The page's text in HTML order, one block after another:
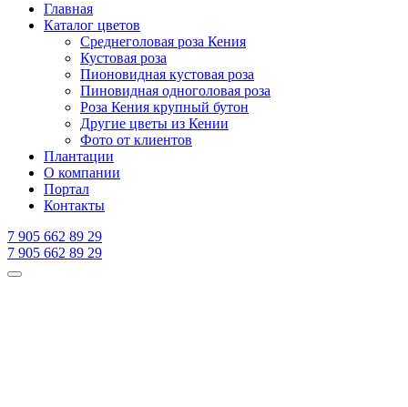
Главная
Каталог цветов
Среднеголовая роза Кения
Кустовая роза
Пионовидная кустовая роза
Пиновидная одноголовая роза
Роза Кения крупный бутон
Другие цветы из Кении
Фото от клиентов
Плантации
О компании
Портал
Контакты
7 905 662 89 29
7 905 662 89 29